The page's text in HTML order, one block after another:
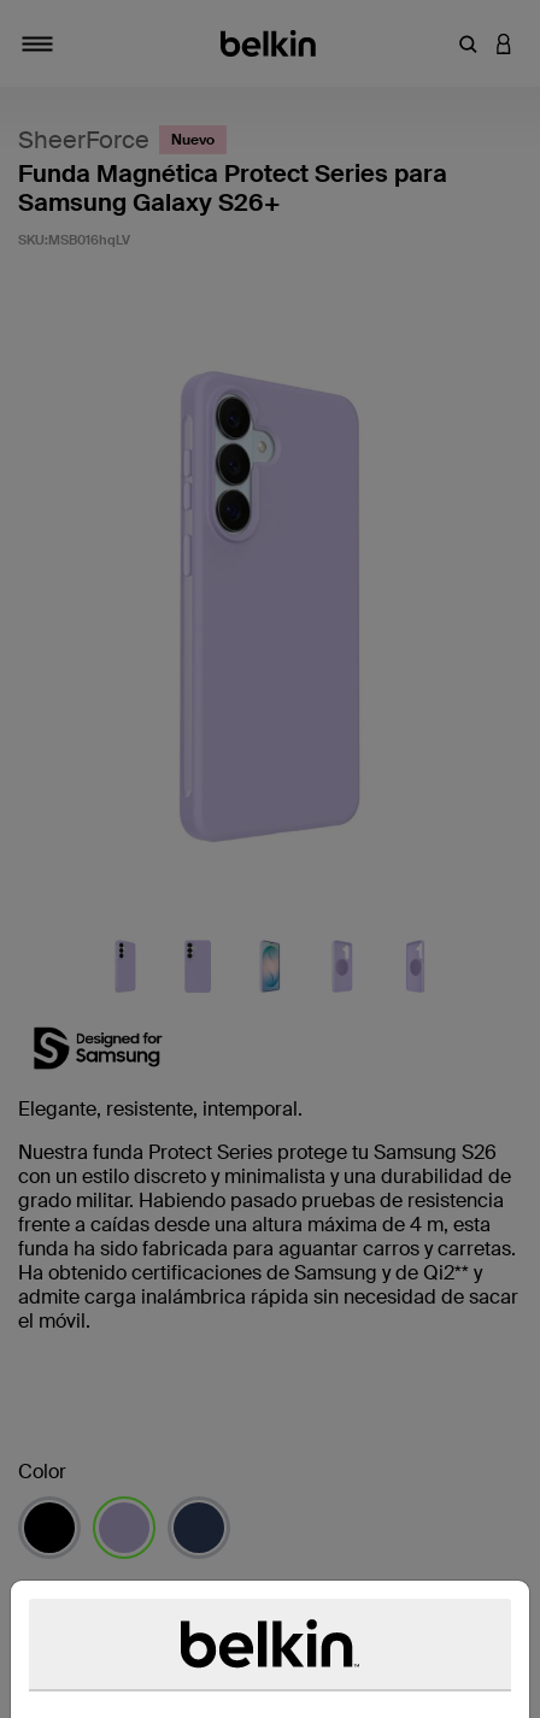
SheerForce Nuevo
Funda Magnética Protect Series para
Samsung Galaxy S26+
SKU:MSB016hqLV
Elegante, resistente, intemporal.
Nuestra funda Protect Series protege tu Samsung S26
con un estilo discreto y minimalista y una durabilidad de
grado militar. Habiendo pasado pruebas de resistencia
frente a caídas desde una altura máxima de 4 m, esta
funda ha sido fabricada para aguantar carros y carretas.
Ha obtenido certificaciones de Samsung y de Qi2** y
admite carga inalámbrica rápida sin necesidad de sacar
el móvil.
Color